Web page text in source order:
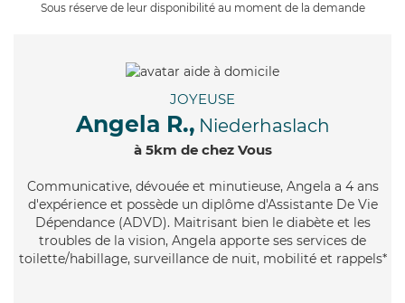
Sous réserve de leur disponibilité au moment de la demande
JOYEUSE
Angela R., Niederhaslach
à 5km de chez Vous
Communicative, dévouée et minutieuse, Angela a 4 ans
d'expérience et possède un diplôme d'Assistante De Vie
Dépendance (ADVD). Maitrisant bien le diabète et les
troubles de la vision, Angela apporte ses services de
toilette/habillage, surveillance de nuit, mobilité et rappels*